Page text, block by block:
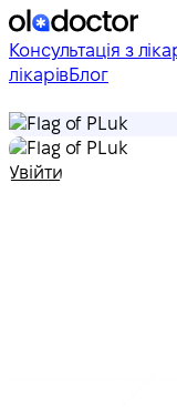
Консультація з
лікарівБлог
uk
uk
Увійти